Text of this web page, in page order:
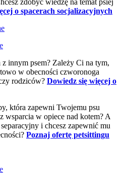
o spacerach socjalizacyjnych
z innym psem? Zależy Ci na tym,
w obecności czworonoga
rodziców? Dowiedz się więcej o
która zapewni Twojemu psu
wsparcia w opiece nad kotem? A
i chcesz zapewnić mu
Poznaj ofertę petsittingu